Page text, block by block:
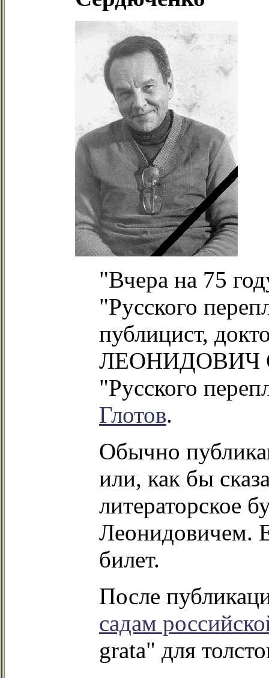
"Вчера на 75
"Русского
публицист,
ЛЕОНИДОВИЧ
"Русского
Глотов.
Обычно
или, как бы
литераторское
Леонидовичем.
билет.
После
садам
grata" для